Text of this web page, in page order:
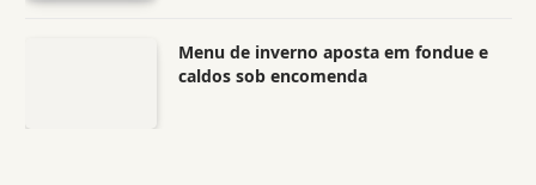
Menu de inverno aposta em fondue e
caldos sob encomenda